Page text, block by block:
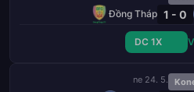
Đồng Tháp 1 - 0
DC 1X
ne 24. 5.